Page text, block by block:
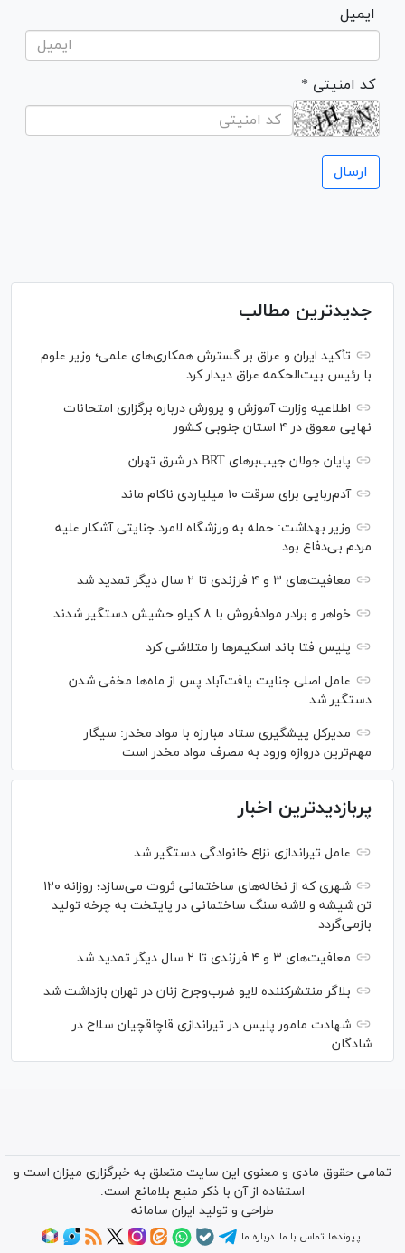
ایمیل
* کد امنیتی
جدیدترین مطالب
تأکید ایران و عراق بر گسترش همکاری‌های علمی؛ وزیر علوم
با رئیس بیت‌الحکمه عراق دیدار کرد
اطلاعیه وزارت آموزش و پرورش درباره برگزاری امتحانات
نهایی معوق در ۴ استان جنوبی کشور
پایان جولان جیب‌بر‌های BRT در شرق تهران
آدم‌ربایی برای سرقت ۱۰ میلیاردی ناکام ماند
وزیر بهداشت: حمله به ورزشگاه لامرد جنایتی آشکار علیه
مردم بی‌دفاع بود
معافیت‌های ۳ و ۴ فرزندی تا ۲ سال دیگر تمدید شد
خواهر و برادر موادفروش با ۸ کیلو حشیش دستگیر شدند
پلیس فتا باند اسکیمر‌ها را متلاشی کرد
عامل اصلی جنایت یافت‌آباد پس از ماه‌ها مخفی شدن
دستگیر شد
مدیرکل پیشگیری ستاد مبارزه با مواد مخدر: سیگار
مهم‌ترین دروازه ورود به مصرف مواد مخدر است
پربازدیدترین اخبار
عامل تیراندازی نزاع خانوادگی دستگیر شد
شهری که از نخاله‌های ساختمانی ثروت می‌سازد؛ روزانه ۱۲۰
تن شیشه و لاشه سنگ ساختمانی در پایتخت به چرخه تولید
بازمی‌گردد
معافیت‌های ۳ و ۴ فرزندی تا ۲ سال دیگر تمدید شد
بلاگر منتشرکننده لایو ضرب‌وجرح زنان در تهران بازداشت شد
شهادت مامور پلیس در تیراندازی قاچاقچیان سلاح در
شادگان
تمامی حقوق مادی و معنوی این سایت متعلق به خبرگزاری میزان است و
استفاده از آن با ذکر منبع بلامانع است.
طراحی و تولید ایران سامانه
پیوندها تماس با ما درباره ما